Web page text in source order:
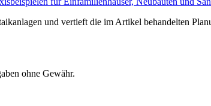
und vertieft die im Artikel behandelten
ohne Gewähr.